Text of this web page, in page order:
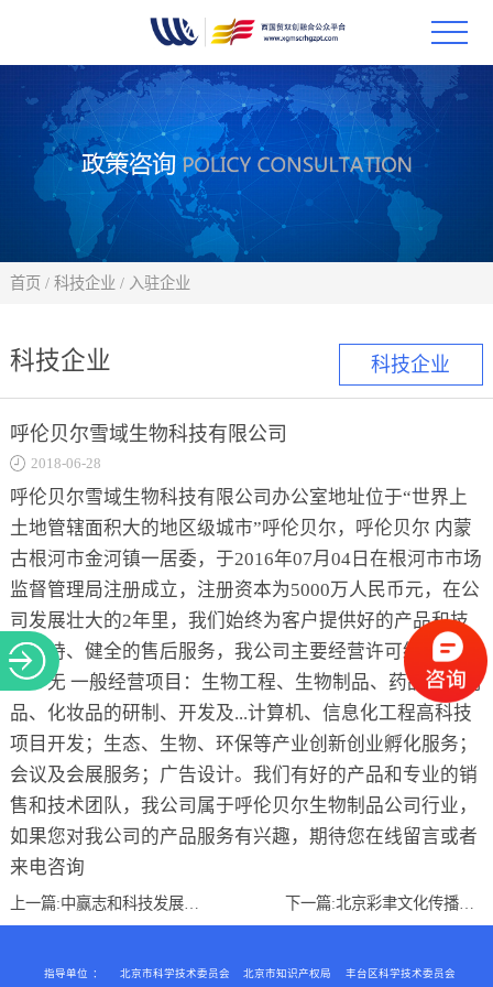
首页
科技
合作
关于
科技企业
首页 / 科技企业 / 入驻企业
科技企业
呼伦贝尔雪域生物科技有限公司
2018-06-28
呼伦贝尔雪域生物科技有限公司办公室地址位于“世界上
土地管辖面积大的地区级城市”呼伦贝尔，呼伦贝尔 内蒙
古根河市金河镇一居委，于2016年07月04日在根河市市场
监督管理局注册成立，注册资本为5000万人民币元，在公
司发展壮大的2年里，我们始终为客户提供好的产品和技
术支持、健全的售后服务，我公司主要经营许可经营项
目：无 一般经营项目：生物工程、生物制品、药品、日用
品、化妆品的研制、开发及...计算机、信息化工程高科技
项目开发；生态、生物、环保等产业创新创业孵化服务；
会议及会展服务；广告设计。我们有好的产品和专业的销
售和技术团队，我公司属于呼伦贝尔生物制品公司行业，
如果您对我公司的产品服务有兴趣，期待您在线留言或者
来电咨询
上一篇: 中赢志和科技发展（北京）有限公司 下一篇: 北京彩聿文化传播有限公司
指导单位 ： 北京市科学技术委员会 北京市知识产权局 丰台区科学技术委员会